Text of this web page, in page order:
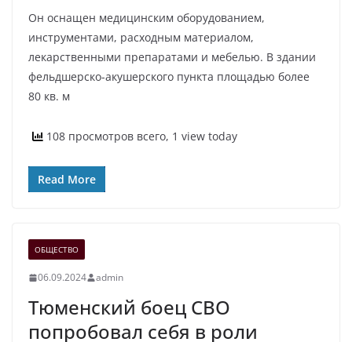
Он оснащен медицинским оборудованием,
инструментами, расходным материалом,
лекарственными препаратами и мебелью. В здании
фельдшерско-акушерского пункта площадью более
80 кв. м
108 просмотров всего, 1 view today
Read More
ОБЩЕСТВО
06.09.2024 admin
Тюменский боец СВО
попробовал себя в роли